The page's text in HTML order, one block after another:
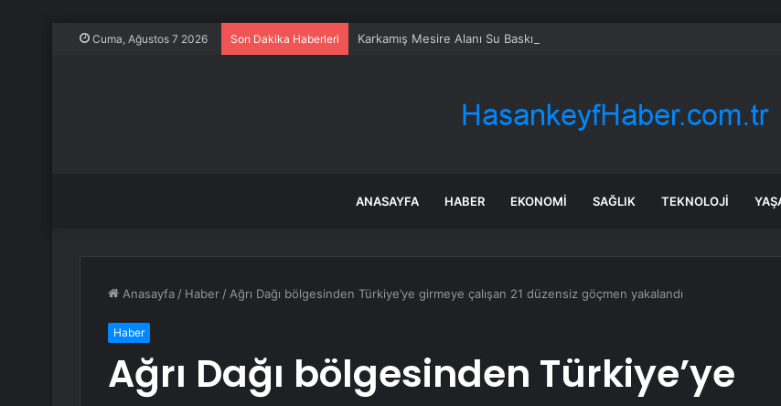
Cuma, Ağustos 7 2026 Son Dakika Haberleri Karkamış Mesire Alanı Su Baskını
ANASAYFA HABER EKONOMI SAĞLIK TEKNOLOJI
Anasayfa / Haber / Ağrı Dağı bölgesinden Türkiye’ye girmeye çalışan 21 düzensiz göçmen yakalandı
Haber
Ağrı Dağı bölgesinden Türkiye’ye